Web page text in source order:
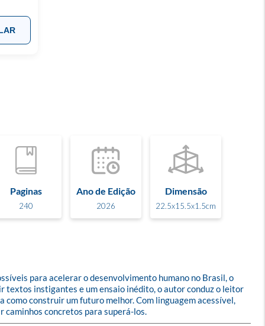
Paginas
240
Ano de Edição
2026
Dimensão
22.5x15.5x1.5cm
para acelerar o desenvolvimento humano no Brasil, o
textos instigantes e um ensaio inédito, o autor conduz o leitor
construir um futuro melhor. Com linguagem acessível,
caminhos concretos para superá-los.